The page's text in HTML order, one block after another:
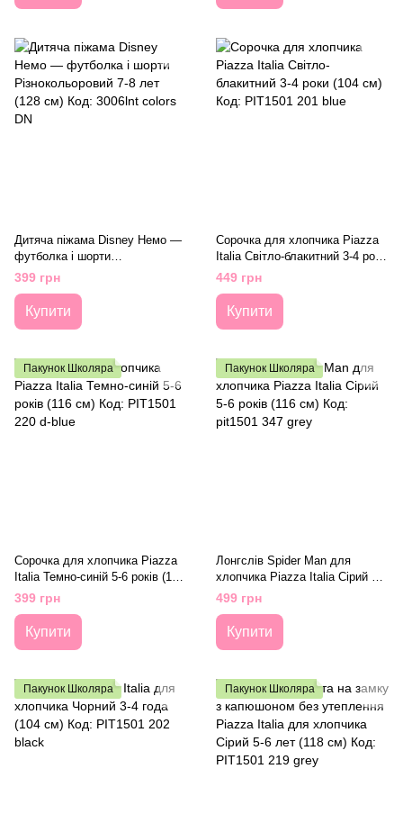
Дитяча піжама Disney Немо —
футболка і шорти
Різнокольоровий 7-8 лет (128
см) Код: 3006lnt colors DN
399 грн
Купити
Сорочка для хлопчика Piazza
Italia Світло-блакитний 3-4 роки
(104 см) Код: PIT1501 201 blue
449 грн
Купити
Пакунок Школяра
Сорочка для хлопчика Piazza
Italia Темно-синій 5-6 років (116
см) Код: PIT1501 220 d-blue
399 грн
Купити
Пакунок Школяра
Лонгслів Spider Man для
хлопчика Piazza Italia Сірий 5-6
років (116 см) Код: pit1501 347
499 грн
Купити
Пакунок Школяра Пакунок Школяра